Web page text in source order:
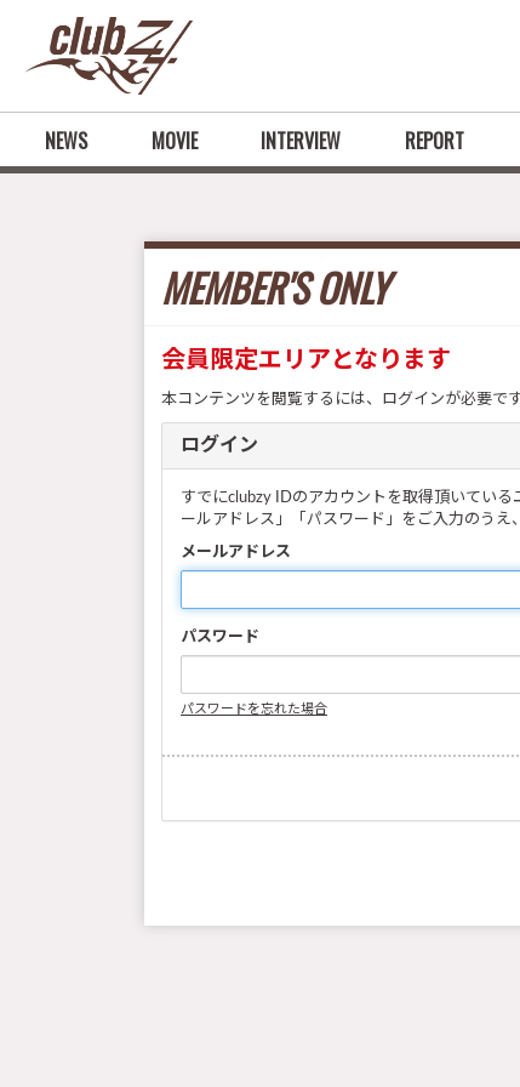
NEWS MOVIE INTERVIEW REPORT
MEMBER'S ONLY
会員限定エリアとなります
本コンテンツを閲覧するには、ログインが必要です
ログイン
すでにclubzy IDのアカウントを取得頂いてい
ールアドレス」「パスワード」をご入力のうえ
メールアドレス
パスワード
パスワードを忘れた場合